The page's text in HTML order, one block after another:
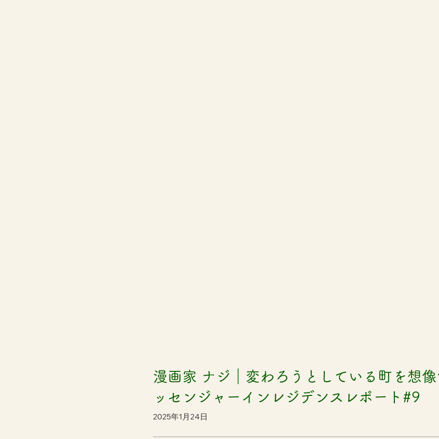
漫画家 ナジ｜変わろうとしている町を想
ッセンジャーインレジデンスレポート#9
2025年1月24日